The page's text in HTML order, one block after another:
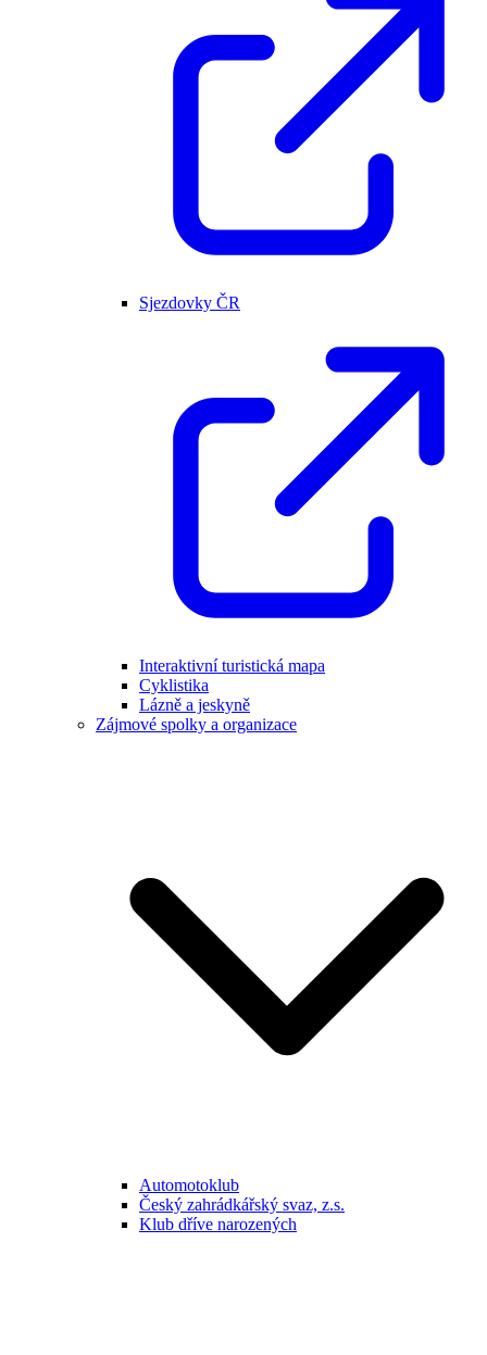
Sjezdovky ČR
Interaktivní turistická mapa
Cyklistika
Lázně a jeskyně
Zájmové spolky a organizace
Automotoklub
Český zahrádkářský svaz, z.s.
Klub dříve narozených